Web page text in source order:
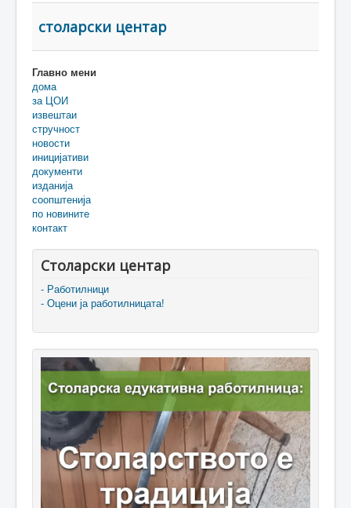
столарски центар
Главно мени
дома
за ЦОИ
извештаи
стручност
новости
иницијативи
документи
изданија
соопштенија
по новините
контакт
Столарски центар
- Работилници
- Оцени ја работилницата!